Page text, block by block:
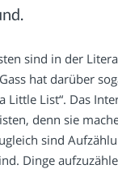
sind in der
hat darüber
Little List“. Das
denn sie
sind
Dinge